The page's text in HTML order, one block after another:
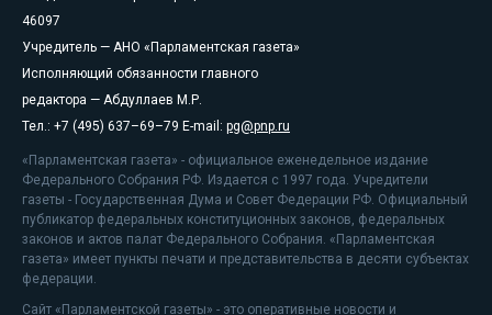
46097
Учредитель — АНО «Парламентская газета»
Исполняющий обязанности главного
редактора — Абдуллаев М.Р.
Тел.: +7 (495) 637–69–79 E-mail: pg@pnp.ru
«Парламентская газета» - официальное еженедельное издание
Федерального Собрания РФ. Издается с 1997 года. Учредители
газеты - Государственная Дума и Совет Федерации РФ. Официальный
публикатор федеральных конституционных законов, федеральных
законов и актов палат Федерального Собрания. «Парламентская
газета» имеет пункты печати и представительства в десяти субъектах
федерации.
Сайт «Парламентской газеты» - это оперативные новости и